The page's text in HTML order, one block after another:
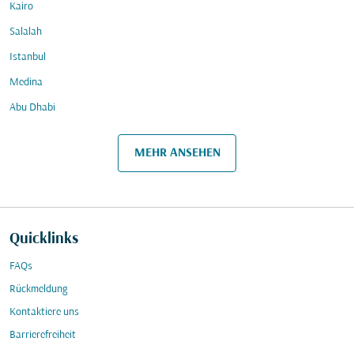
Kairo
Salalah
Istanbul
Medina
Abu Dhabi
MEHR ANSEHEN
Quicklinks
FAQs
Rückmeldung
Kontaktiere uns
Barrierefreiheit